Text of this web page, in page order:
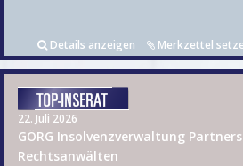
Details anzeigen Merkzettel
22. Juli 2026
GÖRG Insolvenzverwaltung
Rechtsanwälten